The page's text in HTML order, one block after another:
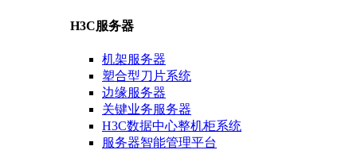
H3C服务器
机架服务器
塑合型刀片系统
边缘服务器
关键业务服务器
H3C数据中心整机柜系统
服务器智能管理平台